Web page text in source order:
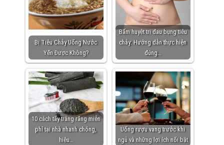
Bị Tiêu Chảy Uống Nước
Yến Được Không?
Bấm huyệt trị đau bụng tiêu
chảy: Hướng dẫn thực hiện
đúng…
10 cách tẩy trắng răng miễn
phí tại nhà nhanh chóng,
hiệu…
Uống rượu vang trước khi
ngủ và những lợi ích nổi bật